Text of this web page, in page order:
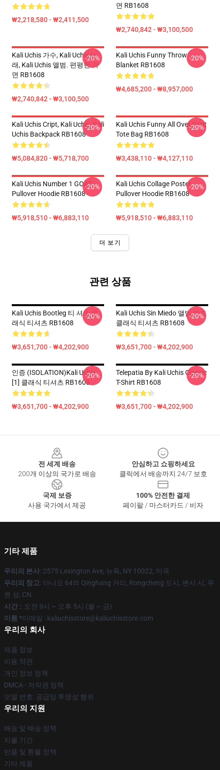
₩2,218,580 - ₩2,411,500
면 RB1608
₩2,740,842 - ₩3,100,500
Kali Uchis 가수, Kali Uchis 노
래, Kali Uchis 앨범. 편평한 가
면 RB1608
₩2,740,842 - ₩3,100,500
-20%
Kali Uchis Funny Throw
Blanket RB1608
₩4,685,200 - ₩8,957,000
-20%
Kali Uchis Cript, Kali Uchis, Kali
Uchis Backpack RB1608
₩5,084,820 - ₩5,718,700
-20%
Kali Uchis Funny All Over Print
Tote Bag RB1608
₩3,438,110 - ₩4,127,110
-20%
Kali Uchis Number 1 GOAT
Pullover Hoodie RB1608
₩5,918,510 - ₩6,883,110
-20%
Kali Uchis Collage Poster
Pullover Hoodie RB1608
₩5,918,510 - ₩6,883,110
-20%
더 보기
관련 상품
Kali Uchis Bootleg 티 셔츠 클
래식 티셔츠 RB1608
₩3,651,700 - ₩4,202,900
-20%
Kali Uchis Sin Miedo 앨범 아트
클래식 티셔츠 RB1608
₩3,651,700 - ₩4,202,900
-20%
인증 (ISOLATION)Kali Uchis·
[1] 클래식 티셔츠 RB1608
₩3,651,700 - ₩4,202,900
-20%
Telepatia By Kali Uchis Classic
T-Shirt RB1608
₩3,651,700 - ₩4,202,900
-20%
전 세계 배송
200개 이상의 국가로 배송
안심하고 쇼핑하세요
클릭에서 배송까지 24/7 보호
국제 보증
사용 국가에서 제공
100% 안전한 결제
페이팔 / 마스터카드 / 비자
기타 제품
우리의 본사: 2575 Lexington Ave, 뉴욕, NY 10022, 미국
우리의 창고: 아니오 64의 Qinghang 거리, Rongcheng 도시, 벤시 시, 푸
젠 성, CN
시간 :: 오전 9시 ~ 오후 5시 (월 ~ 금)
이름 *이메일 : kaliuchisstore@kaliuchisstore.com
우리의 회사
제품 정보
이용 약관
개인 정보 정책
DMCA - 저작권 정책
모델 번호: 공급망 투명성 행위
우리의 지원
배송 및 배송 정책
지불 기간
반품 및 환불 정책
기타 제품